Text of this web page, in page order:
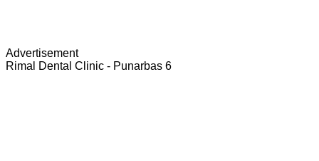
Advertisement
Rimal Dental Clinic - Punarbas 6